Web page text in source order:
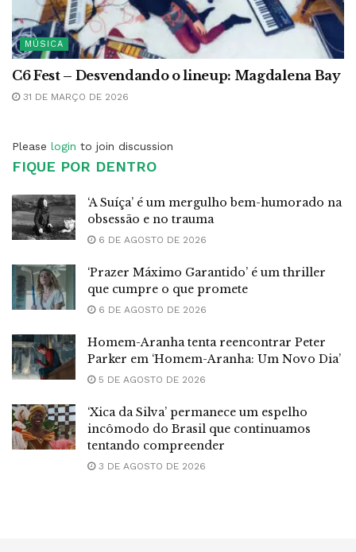
MÚSICA
C6 Fest – Desvendando o lineup: Magdalena Bay
31 DE MARÇO DE 2026
Please login to join discussion
FIQUE POR DENTRO
‘A Suíça’ é um mergulho bem-humorado na
obsessão e no trauma
6 DE AGOSTO DE 2026
‘Prazer Máximo Garantido’ é um thriller
que cumpre o que promete
6 DE AGOSTO DE 2026
Homem-Aranha tenta reencontrar Peter
Parker em ‘Homem-Aranha: Um Novo Dia’
5 DE AGOSTO DE 2026
‘Xica da Silva’ permanece um espelho
incômodo do Brasil que continuamos
tentando compreender
3 DE AGOSTO DE 2026